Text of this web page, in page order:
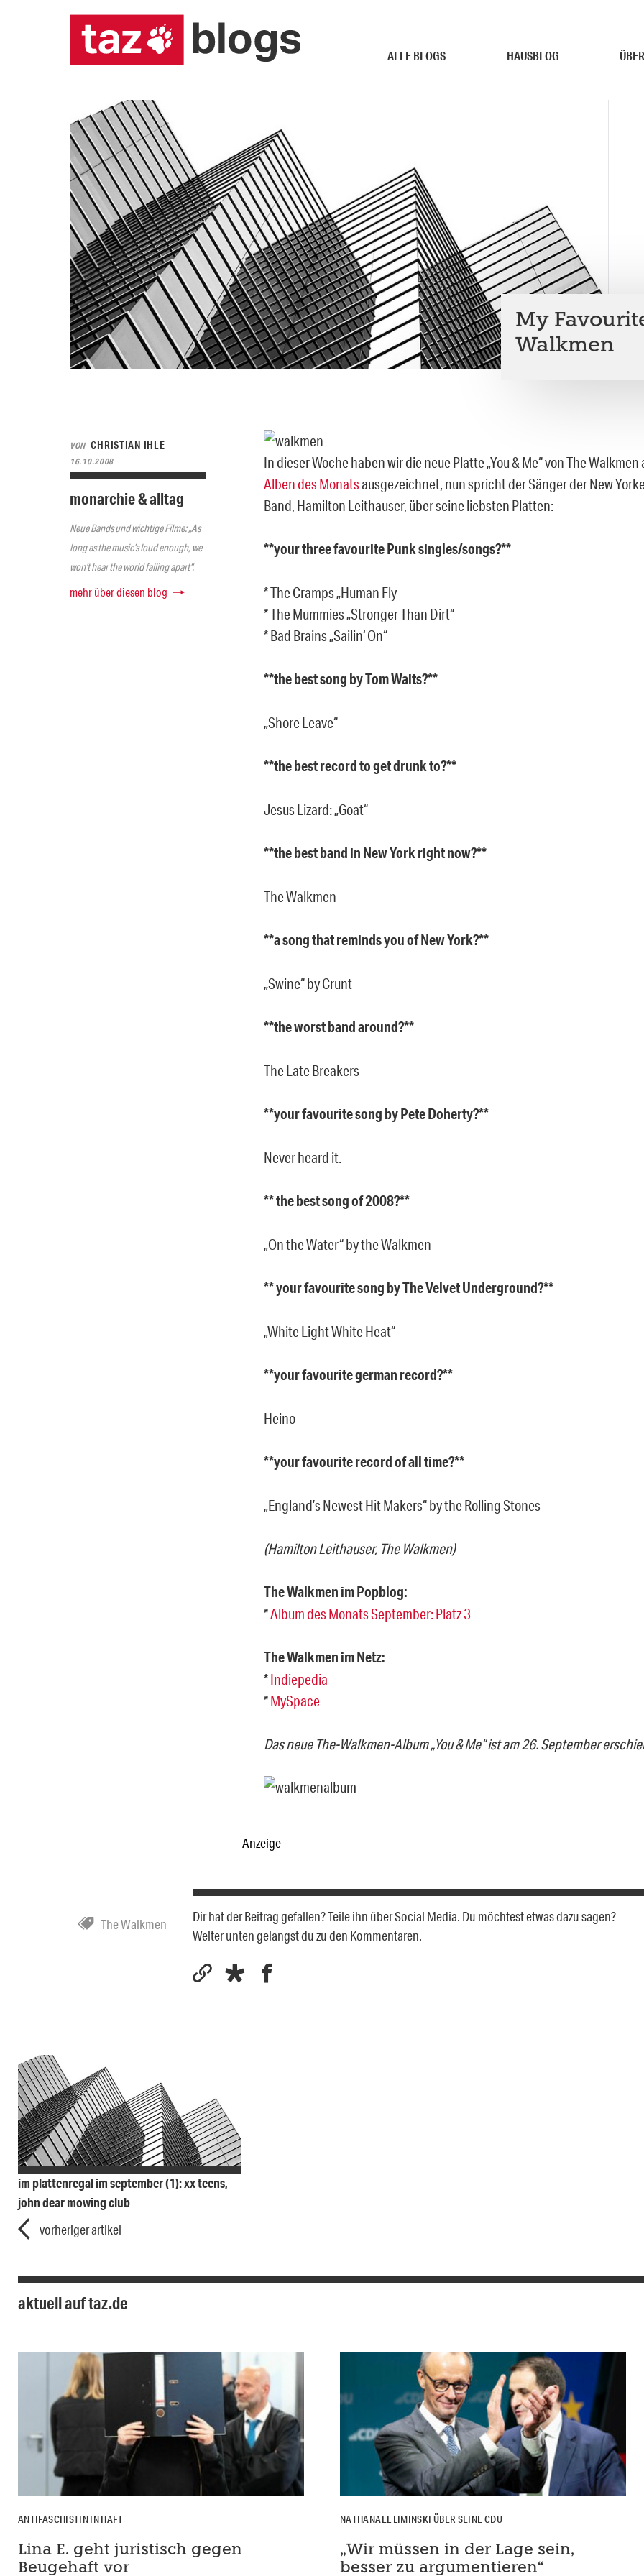
ALLE BLOGS HAUSBLOG
My
Walkmen
VON CHRISTIAN IHLE
16.10.2008
monarchie & alltag
Neue Bands und wichtige Filme: „As
long as the music’s loud enough, we
won’t hear the world falling apart“.
mehr über diesen blog
In dieser Woche haben wir die neue Platte „You & Me“ von The
Alben des Monatsausgezeichnet, nun spricht der Sänger der New
Band, Hamilton Leithauser, über seine liebsten Platten:
**your three favourite Punk singles/songs?**
* The Cramps „Human Fly
* The Mummies „Stronger Than Dirt“
* Bad Brains „Sailin‘ On“
**the best song by Tom Waits?**
„Shore Leave“
**the best record to get drunk to?**
Jesus Lizard: „Goat“
**the best band in New York right now?**
The Walkmen
**a song that reminds you of New York?**
„Swine“ by Crunt
**the worst band around?**
The Late Breakers
**your favourite song by Pete Doherty?**
Never heard it.
** the best song of 2008?**
„On the Water“ by the Walkmen
** your favourite song by The Velvet Underground?**
„White Light White Heat“
**your favourite german record?**
Heino
**your favourite record of all time?**
„England’s Newest Hit Makers“ by the Rolling Stones
(Hamilton Leithauser, The Walkmen)
The Walkmen im Popblog:
*Album des Monats September: Platz 3
The Walkmen im Netz:
*Indiepedia
*MySpace
Das neue The-Walkmen-Album „You & Me“ ist am 26. September
Anzeige
The Walkmen
Dir hat der Beitrag gefallen? Teile ihn über Social Media. Du möchtest etwas dazu sagen?
Weiter unten gelangst du zu den Kommentaren.
im plattenregal im september (1): xx teens,
john dear mowing club
vorheriger artikel
aktuell auf taz.de
ANTIFASCHISTIN IN HAFT
Lina E. geht juristisch gegen
Beugehaft vor
NATHANAEL LIMINSKI ÜBER SEINE CDU
„Wir müssen in der Lage sein,
besser zu argumentieren“